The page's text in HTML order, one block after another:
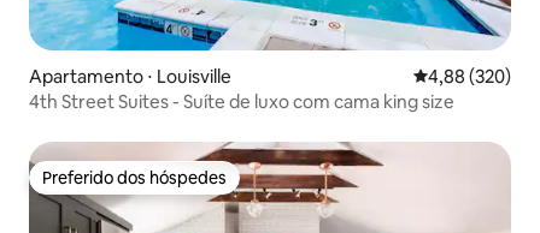
Apartamento ⋅ Louisville 4,88 de uma
4,88 (320)
4th Street Suites - Suíte de luxo com cama king size
Preferido dos hóspedes
Preferido dos hóspedes